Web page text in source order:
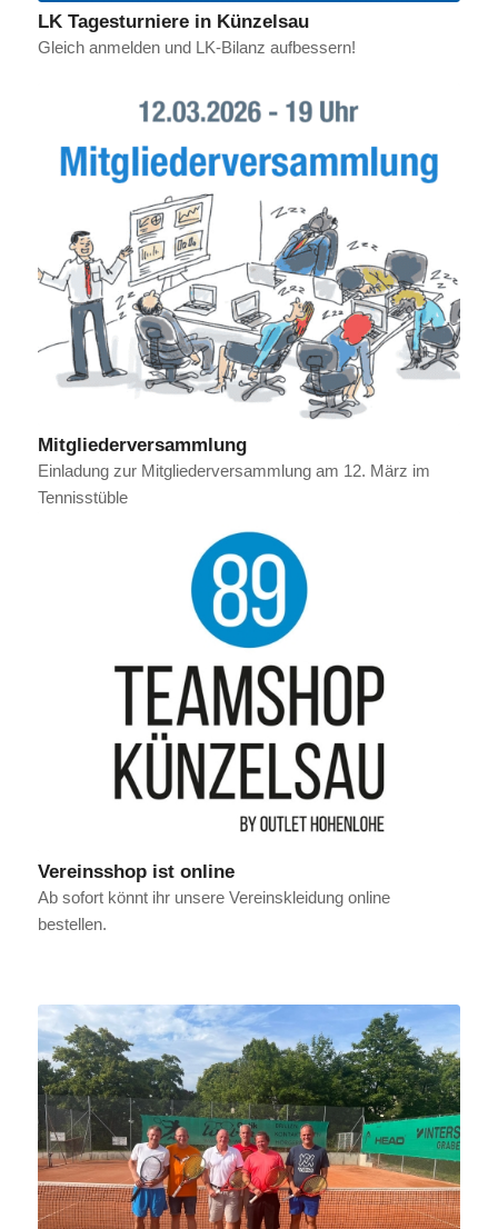
LK Tagesturniere in Künzelsau
Gleich anmelden und LK-Bilanz aufbessern!
Mitgliederversammlung
Einladung zur Mitgliederversammlung am 12. März im
Tennisstüble
Vereinsshop ist online
Ab sofort könnt ihr unsere Vereinskleidung online
bestellen.